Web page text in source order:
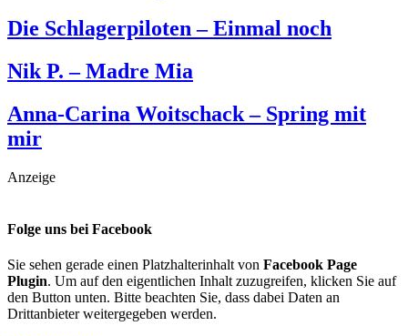
Die Schlagerpiloten – Einmal noch
Nik P. – Madre Mia
Anna-Carina Woitschack – Spring mit
mir
Anzeige
Folge uns bei Facebook
Sie sehen gerade einen Platzhalterinhalt von Facebook Page
Plugin. Um auf den eigentlichen Inhalt zuzugreifen, klicken Sie auf
den Button unten. Bitte beachten Sie, dass dabei Daten an
Drittanbieter weitergegeben werden.